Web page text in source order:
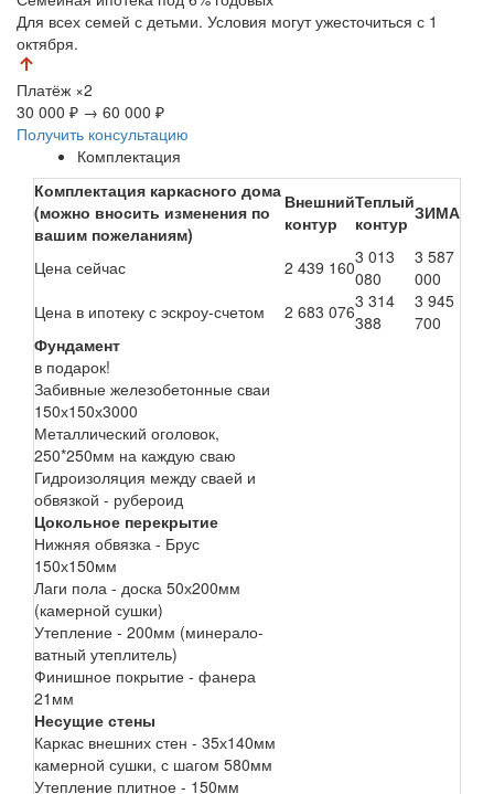
Для всех семей с детьми. Условия могут ужесточиться с 1
октября.
Платёж ×2
30 000 ₽ → 60 000 ₽
Получить консультацию
Комплектация
Комплектация каркасного дома
(можно вносить изменения по
вашим пожеланиям)
Внешний
контур
Теплый
контур ЗИМА
Цена сейчас 2 439 1603 013
080
3 587
000
Цена в ипотеку с эскроу-счетом
2 683 0763 314
388
3 945
700
Фундамент
в подарок!
Забивные железобетонные сваи
150х150х3000
Металлический оголовок,
250*250мм на каждую сваю
Гидроизоляция между сваей и
обвязкой - рубероид
Цокольное перекрытие
Нижняя обвязка - Брус
150х150мм
Лаги пола - доска 50х200мм
(камерной сушки)
Утепление - 200мм (минерало-
ватный утеплитель)
Финишное покрытие - фанера
21мм
Несущие стены
Каркас внешних стен - 35х140мм
камерной сушки, с шагом 580мм
Утепление плитное - 150мм